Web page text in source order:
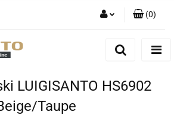
Dodaj zgłoszenie
(0)
LUIGISANTO HS6902
Taupe